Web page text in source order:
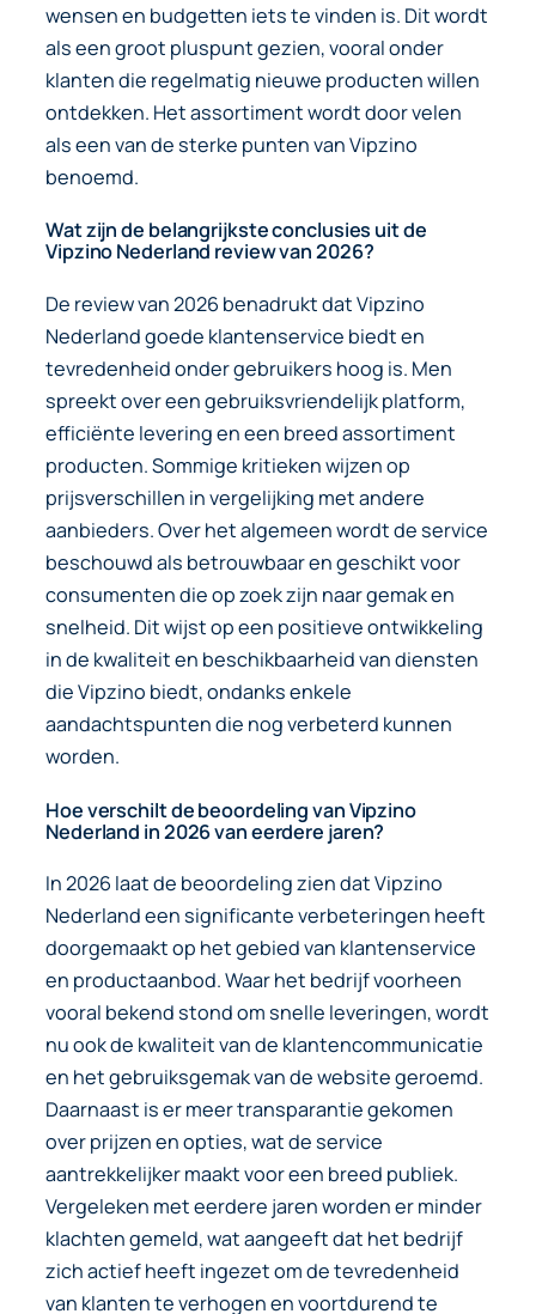
wensen en budgetten iets te vinden is. Dit wordt
als een groot pluspunt gezien, vooral onder
klanten die regelmatig nieuwe producten willen
ontdekken. Het assortiment wordt door velen
als een van de sterke punten van Vipzino
benoemd.
Wat zijn de belangrijkste conclusies uit de
Vipzino Nederland review van 2026?
De review van 2026 benadrukt dat Vipzino
Nederland goede klantenservice biedt en
tevredenheid onder gebruikers hoog is. Men
spreekt over een gebruiksvriendelijk platform,
efficiënte levering en een breed assortiment
producten. Sommige kritieken wijzen op
prijsverschillen in vergelijking met andere
aanbieders. Over het algemeen wordt de service
beschouwd als betrouwbaar en geschikt voor
consumenten die op zoek zijn naar gemak en
snelheid. Dit wijst op een positieve ontwikkeling
in de kwaliteit en beschikbaarheid van diensten
die Vipzino biedt, ondanks enkele
aandachtspunten die nog verbeterd kunnen
worden.
Hoe verschilt de beoordeling van Vipzino
Nederland in 2026 van eerdere jaren?
In 2026 laat de beoordeling zien dat Vipzino
Nederland een significante verbeteringen heeft
doorgemaakt op het gebied van klantenservice
en productaanbod. Waar het bedrijf voorheen
vooral bekend stond om snelle leveringen, wordt
nu ook de kwaliteit van de klantencommunicatie
en het gebruiksgemak van de website geroemd.
Daarnaast is er meer transparantie gekomen
over prijzen en opties, wat de service
aantrekkelijker maakt voor een breed publiek.
Vergeleken met eerdere jaren worden er minder
klachten gemeld, wat aangeeft dat het bedrijf
zich actief heeft ingezet om de tevredenheid
van klanten te verhogen en voortdurend te